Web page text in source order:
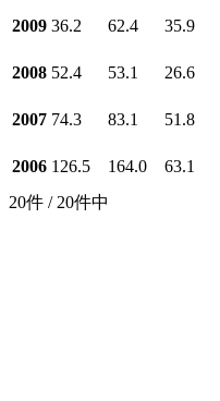
2009 36.2 62.4 35.9
2008 52.4 53.1 26.6
2007 74.3 83.1 51.8
2006 126.5 164.0 63.1
20件 / 20件中